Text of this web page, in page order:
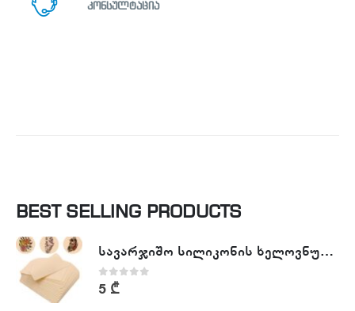
კონსულტაცია
BEST SELLING PRODUCTS
სავარჯიშო სილიკონის ხელოვნური კანი - Tattoo Practike skin
0out of 5
5 ₾